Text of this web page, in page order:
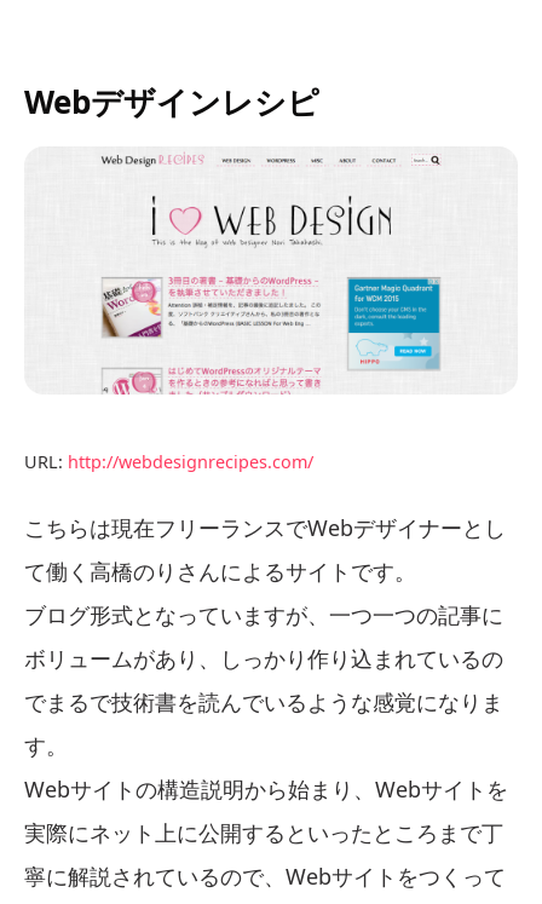
Webデザインレシピ
URL: http://webdesignrecipes.com/
こちらは現在フリーランスでWebデザイナーとし
て働く高橋のりさんによるサイトです。
ブログ形式となっていますが、一つ一つの記事に
ボリュームがあり、しっかり作り込まれているの
でまるで技術書を読んでいるような感覚になりま
す。
Webサイトの構造説明から始まり、Webサイトを
実際にネット上に公開するといったところまで丁
寧に解説されているので、Webサイトをつくって